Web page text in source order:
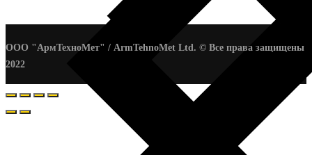
ООО "АрмТехноМет" / ArmTehnoMet Ltd. © Все права защищены
2022